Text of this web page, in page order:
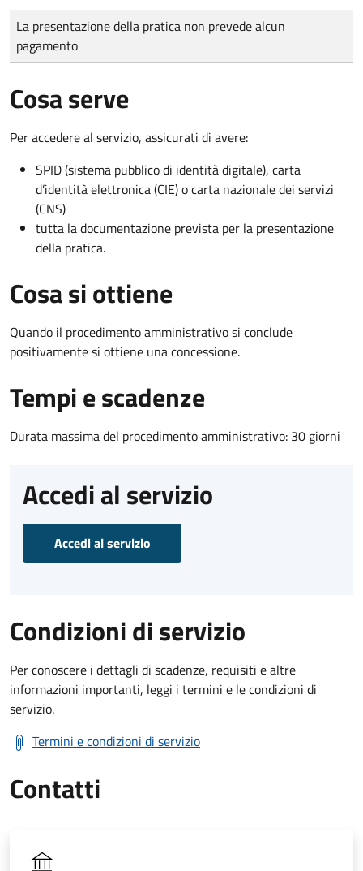
Tipo di pagamento
Importo
La presentazione della pratica non prevede alcun
pagamento
Cosa serve
Per accedere al servizio, assicurati di avere:
SPID (sistema pubblico di identità digitale), carta
d’identità elettronica (CIE) o carta nazionale dei servizi
(CNS)
tutta la documentazione prevista per la presentazione
della pratica.
Cosa si ottiene
Quando il procedimento amministrativo si conclude
positivamente si ottiene una concessione.
Tempi e scadenze
Durata massima del procedimento amministrativo: 30 giorni
Accedi al servizio
Accedi al servizio
Condizioni di servizio
Per conoscere i dettagli di scadenze, requisiti e altre
informazioni importanti, leggi i termini e le condizioni di
servizio.
Termini e condizioni di servizio
Contatti